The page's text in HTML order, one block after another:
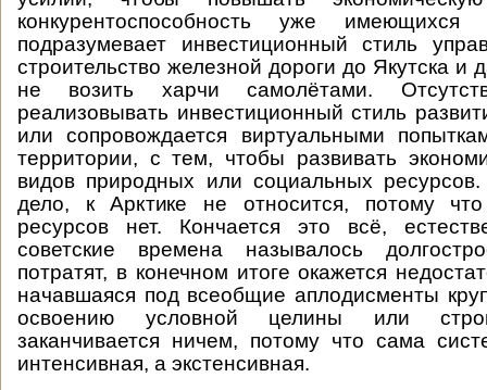
конкурентоспособность уже имеющихся
подразумевает инвестиционный стиль
строительство железной дороги до Якутска и
не возить харчи самолётами.
реализовывать инвестиционный стиль
или сопровождается виртуальными
территории, с тем, чтобы развивать
видов природных или социальных
дело, к Арктике не относится, потому
ресурсов нет. Кончается это всё,
советские времена называлось
потратят, в конечном итоге окажется
начавшаяся под всеобщие аплодисменты
освоению условной целины или
заканчивается ничем, потому что сама
интенсивная, а экстенсивная.